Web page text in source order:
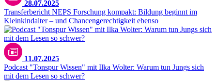
28.07.2025
Transferbericht NEPS Forschung kompakt: Bildung beginnt im
Kleinkindalter – und Chancengerechtigkeit ebenso
11.07.2025
Podcast "Tonspur Wissen" mit Ilka Wolter: Warum tun Jungs sich
mit dem Lesen so schwer?